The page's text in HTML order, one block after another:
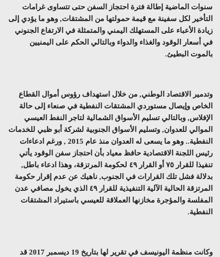
سنوات الماضية إطالة فترة احتجاز السفن حتى تتساوى غرامات
التأخير لكل سفينة مع قيمة حمولتها من المشتقات, وهو ما يؤدي إلى
زيادة الأعباء على المستهلك اليمني والمتمثلة في الارتفاع الجنوني
في أسعار الوقود والغذاء والدواء وبالتالي الحكم على اليمنيين
بالموت البطيئ.
وتدمير الاقتصاد الوطني, من خلال استهداف رؤوس أموال القطاع
الخاص وإيصال مستوردي المشتقات النفطية في صنعاء إلى حالة
الإفلاس, وبالتالي تسليم الأسواق الشمالية لتاجر النفط العيسي
الموالي للعدوان, وتسليم الأسواق الجنوبية لشركة أبو ظبي للخدمات
النفطية.. وهو ما يسعى له العدوان منذ عام 2015 , ورغم ادعاءات
رئيس اللجنة الاقتصادية حافظ معياد بأن احتجاز سفن الوقود يأتي
تنفيذا للقرار ٧٥ أو القرار ٤٩ لحكومة المرتزقة، وهذا ادعاء باطل,
بدلالة فشل تلك القرارات في الجنوب, ناهيك عن عدم إقرار حكومة
المرتزقة الحالية الآلية التنفيذية للقرار ٤٩ الذي يخول مصافي عدن
المفلسة والمؤجرة مخازنها العملاقة للعيسي باستيراد المشتقات
النفطية.
وكانت منظمة اليونيسف في تقرير لها بتاريخ 19 ديسمبر 2017 قد